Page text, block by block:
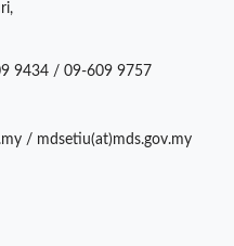
9434 / 09-609 9757
/ mdsetiu(at)mds.gov.my